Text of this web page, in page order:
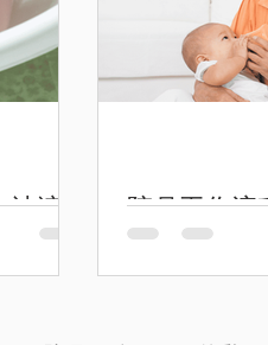
沖涼
陪月工作流
間表、職責